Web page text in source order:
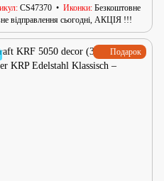
CS47370 Иконки Безкоштовне
відправлення сьогодні, АКЦІЯ !!!
Подарок